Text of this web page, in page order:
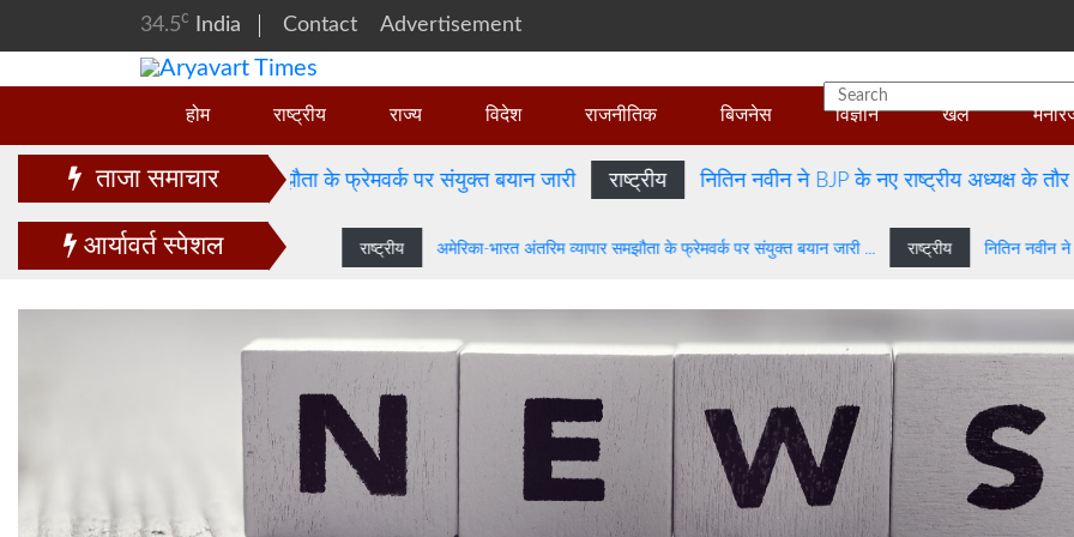
34.5c India Contact Advertisement
होम राष्ट्रीय राज्य विदेश राजनीतिक बिजनेस विज्ञान खेल
ताजा समाचार
भारत अंतरिम व्यापार समझौता के फ्रेमवर्क पर संयुक्त बयान जारी राष्ट्रीय नितिन नवीन ने BJP के नए राष्ट्रीय अध्यक्ष के तौर पर
आर्यावर्त स्पेशल राष्ट्रीय अमेरिका-भारत अंतरिम व्यापार समझौता के फ्रेमवर्क पर संयुक्त बयान जारी ... राष्ट्रीय नितिन